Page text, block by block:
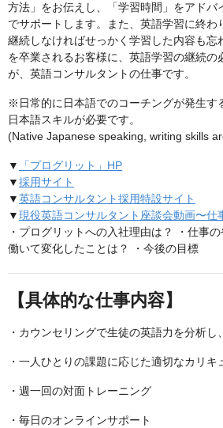
方法」をお伝えし、「学習時間」をアドバ
でサポートします。また、英語学習に終わ
継続しなければせっかく学習した内容も忘
を卒業されるお客様に、英語学習の継続の
が、英語コンサルタントの仕事です。
※日常的に日本語でのコーチングが発生す
日本語スキルが必要です。
(Native Japanese speaking, writing skills
▼
「プログリット」HP
▼採用サイト
▼英語コンサルタント採用特設サイト
▼現役英語コンサルタント座談会動画〜仕
・プログリットへの入社理由は？ ・仕事
働いて変化したことは？ ・今後の目標
【具体的な仕事内容】
・カウンセリングで生徒の英語力を分析し
・一人ひとりの課題に応じた適切なカリキ
・週一回の対面トレーニング
・毎日のオンラインサポート